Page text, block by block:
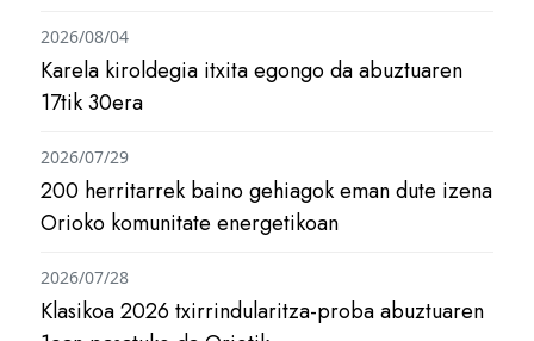
Karela kiroldegia itxita egongo da abuztuaren
17tik 30era
2026/08/04
200 herritarrek baino gehiagok eman dute izena
Orioko komunitate energetikoan
2026/07/29
Klasikoa 2026 txirrindularitza-proba abuztuaren
2026/07/28